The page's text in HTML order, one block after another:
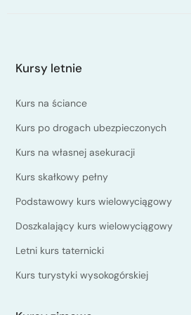
Kursy letnie
Kurs na ściance
Kurs po drogach ubezpieczonych
Kurs na własnej asekuracji
Kurs skałkowy pełny
Podstawowy kurs wielowyciągowy
Doszkalający kurs wielowyciągowy
Letni kurs taternicki
Kurs turystyki wysokogórskiej